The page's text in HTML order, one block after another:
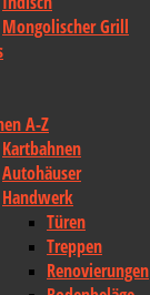
Mongolischer Grill
A-Z
Kartbahnen
Autohäuser
Handwerk
Türen
Treppen
Renovierungen